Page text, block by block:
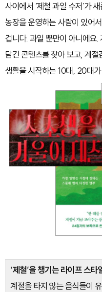
사이에서 ‘제철 과일 수저’가
농장을 운영하는 사람이 있어
겁니다. 과일 뿐만이 아니에요.
담긴 콘텐츠를 찾아 보고, 계
생활을 시작하는 10대, 20대가
‘제철’을 챙기는 라이프 스
계절을 타지 않는 음식들이